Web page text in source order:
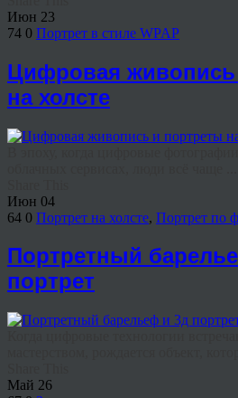
Июн 23
74 0 Портрет в стиле WPAP
Цифровая
на холсте
Июн 04
64 0 Портрет на холсте, Портрет по
Портретный
портрет
Май 26